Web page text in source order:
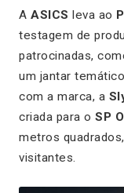
A ASICS leva ao
testagem de
patrocinadas,
um jantar
com a marca, a
criada para o SP
metros
visitantes.